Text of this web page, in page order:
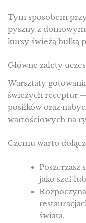
Tym sposobem
pyszny z
kursy świeżą bułką
Główne zalety
Warsztaty
świeżych receptur
posiłków oraz
wartościowych na
Czemu warto
Poszerzasz
jako szef
świata,